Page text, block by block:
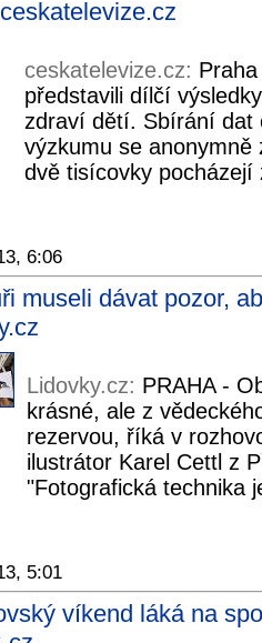
ceskatelevize.cz:
představili dílčí
zdraví dětí. Sbírání dat
výzkumu se
dvě tisícovky
6:06
museli dávat pozor,
Lidovky.cz: PRAHA -
krásné, ale z
rezervou, říká v
ilustrátor Karel Cettl z
"Fotografická technika
5:01
víkend láká na